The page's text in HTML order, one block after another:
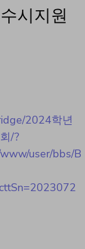
시지원
2024학년
/?
user/bbs/B